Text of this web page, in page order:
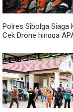
Polres Sibolga Siaga
Cek Drone hingga